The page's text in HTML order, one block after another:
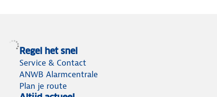
Regel het snel
Service & Contact
ANWB Alarmcentrale
Plan je route